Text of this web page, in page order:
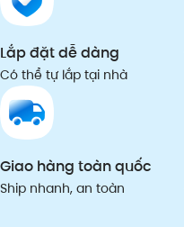
Lắp đặt dễ dàng
Có thể tự lắp tại nhà
Giao hàng toàn quốc
Ship nhanh, an toàn